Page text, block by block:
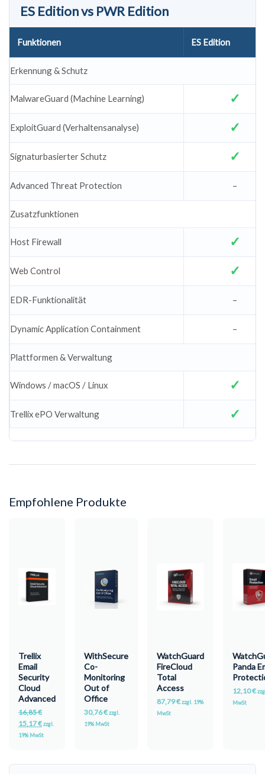
ES Edition vs PWR Edition
Funktionen ES Edition
Erkennung & Schutz
MalwareGuard (Machine Learning)
ExploitGuard (Verhaltensanalyse)
Signaturbasierter Schutz
Advanced Threat Protection –
Zusatzfunktionen
Host Firewall
Web Control
EDR-Funktionalität –
Dynamic Application Containment –
Plattformen & Verwaltung
Windows / macOS / Linux
Trellix ePO Verwaltung
Empfohlene Produkte
Trellix
Email
Security
Cloud
Advanced
16,85€
15,17€zzgl.
19% MwSt
WithSecure
Co-
Monitoring
Out of
Office
30,76€zzgl.
19% MwSt
WatchGuard
FireCloud
Total
Access
87,79€zzgl. 19%
MwSt
Panda
12,10€
MwSt